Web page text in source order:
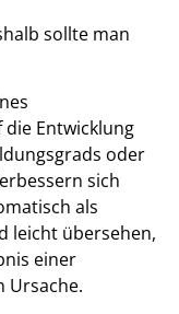
sollte man
die Entwicklung
oder
sich
als
leicht übersehen,
einer
Ursache.